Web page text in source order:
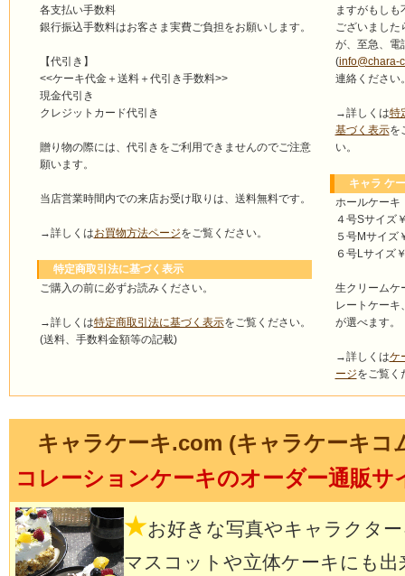
各支払い手数料
銀行振込手数料はお客さま実費ご負担をお願いします。
【代引き】
<<ケーキ代金＋送料＋代引き手数料>>
現金代引き
クレジットカード代引き
贈り物の際には、代引きをご利用できませんのでご注意
願います。
当店営業時間内での来店お受け取りは、送料無料です。
→詳しくはお買物方法ページをご覧ください。
特定商取引法に基づく表示
ご購入の前に必ずお読みください。
→詳しくは特定商取引法に基づく表示をご覧ください。
(送料、手数料金額等の記載)
ますがもしも
ございました
が、至急、電
(info@chara-
連絡ください
→詳しくは特
基づく表示を
い。
キャラ ケ
ホールケーキ
４号Sサイズ
５号Mサイズ
６号Lサイズ
生クリームケ
レートケーキ
が選べます。
→詳しくはケ
ージをご覧く
キャラケーキ.com (キャラケーキコ
コレーションケーキのオーダー通販サ
★お好きな写真やキャラクタ
マスコットや立体ケーキにも出